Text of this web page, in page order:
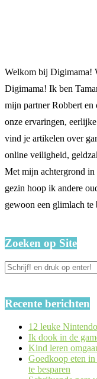
Welkom bij Digimama!
Digimama! Ik ben
mijn partner Robbert
onze ervaringen,
vind je artikelen over
online veiligheid,
Met mijn achtergrond in
gezin hoop ik andere
gewoon een glimlach te
Zoeken op Site
Recente berichten
12 leuke
Ik dook in de
Kind leren
Goedkoop eten
te besparen